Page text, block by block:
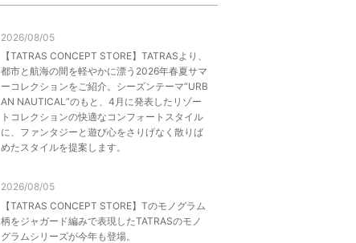
2026/08/05
【TATRAS CONCEPT STORE】TATRASより、
都市と航海の間を軽やかに漂う2026年春夏サマ
ーコレクションをご紹介。シーズンテーマ“URB
AN NAUTICAL”のもと、4月に発表したリゾー
トコレクションの快適なコンフォートスタイル
に、ファンタジーと遊び心をさりげなく散りば
めたスタイルを提案します。
2026/08/05
【TATRAS CONCEPT STORE】Tのモノグラム
柄をジャガード編みで表現したTATRASのモノ
グラムシリーズが今年も登場。